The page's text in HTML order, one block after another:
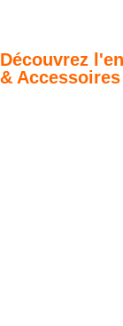
Découvrez
& Accessoires